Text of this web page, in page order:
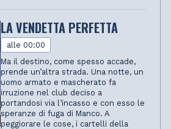
LA VENDETTA PERFETTA
alle 00:00
Ma il destino, come spesso accade,
prende un’altra strada. Una notte, un
uomo armato e mascherato fa
irruzione nel club deciso a
portandosi via l’incasso e con esso le
speranze di fuga di Manco. A
peggiorare le cose, i cartelli della